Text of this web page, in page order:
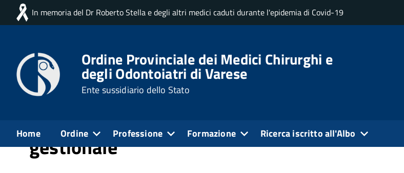
In memoria del Dr Roberto Stella e degli altri medici caduti durante l'epidemia di Covid-19
Ordine Provinciale dei Medici Chirurghi e
degli Odontoiatri di Varese
Ente sussidiario dello Stato
Home Ordine Professione Formazione Ricerca iscritto all'Albo
Home Disposizioni Generali Atti Generali Documenti di programmazione strategicogestionale
Pubblicato: 26 Luglio 2018 Creato: 26 Luglio 2018
Documenti di programmazione strategico-
gestionale